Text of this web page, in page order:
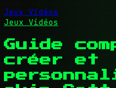
Jeux Vidéos
Jeux Vidéos
Guide
créer et